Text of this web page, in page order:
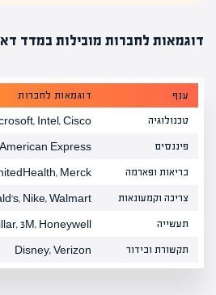
דוגמאות לחברות מובילות במדד
ענף דוגמאות לחברות
טכנולוגיה Intel, Cisco
פיננסים Express
בריאות ופארמה Merck
צריכה וקמעונאות Nike, Walmart
תעשייה 3M, Honeywell
תקשורת ובידור Disney, Verizon